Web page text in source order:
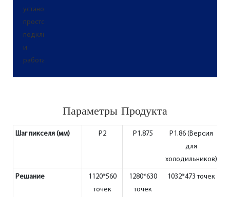
Параметры Продукта
Шаг пикселя (мм) P2 P1.875
P1.86 (Версия
для
холодильников)
Решание
1120*560
точек
1280*630
точек
1032*473 точек